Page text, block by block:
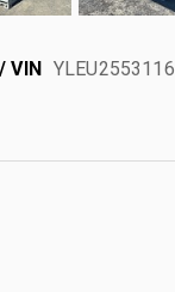
VIN YLEU2553116